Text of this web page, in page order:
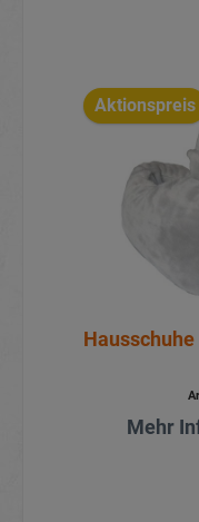
Aktionspreis
Mehr